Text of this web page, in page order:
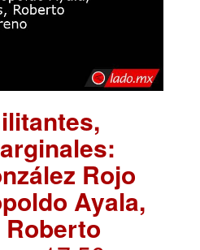
Rojo
Ayala,
Roberto